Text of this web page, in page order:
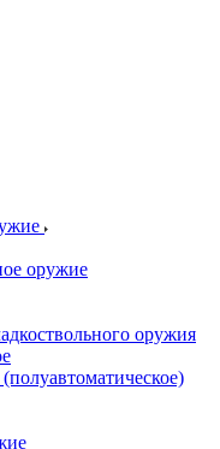
оружие
оружия